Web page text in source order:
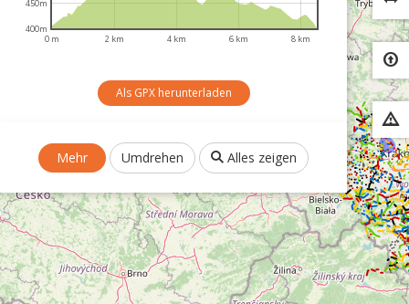
0 m 2 km 4 km 6 km 8 km
400m
450m
Als GPX herunterladen
Mehr Umdrehen Alles zeigen